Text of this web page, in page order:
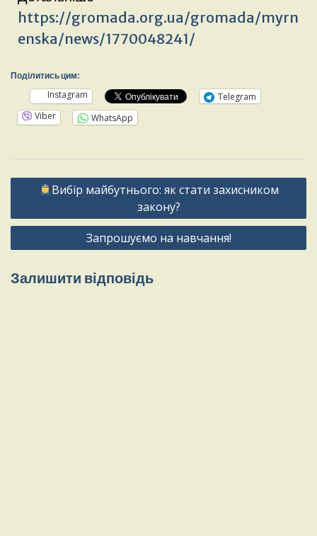
https://gromada.org.ua/gromada/myrn
enska/news/1770048241/
Поділитись цим:
Instagram
Telegram
Viber
WhatsApp
Вибір майбутнього: як стати захисником
закону?
Запрошуємо на навчання!
Залишити відповідь